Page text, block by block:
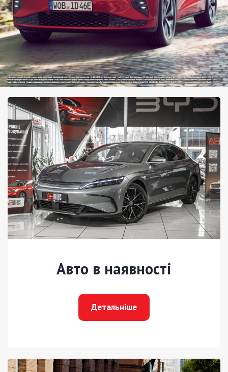
Авто в наявності
Детальніше